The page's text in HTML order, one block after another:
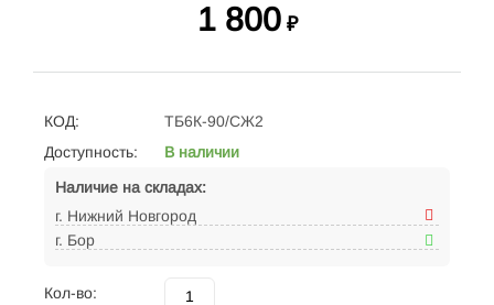
1 800 ₽
КОД:
ТБ6К-90/СЖ2
Доступность:
В наличии
Наличие на складах:
г. Нижний Новгород
г. Бор
Кол-во: